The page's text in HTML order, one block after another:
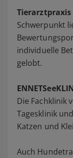
Tierarztpraxis
Schwerpunkt
individuelle
gelobt.
Die Fachklinik
Tagesklinik
Katzen und
Auch